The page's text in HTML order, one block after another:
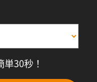
30秒！